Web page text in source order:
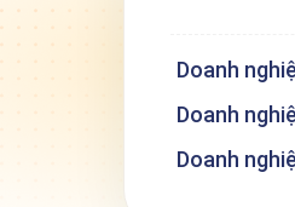
Doanh
Doanh
Doanh